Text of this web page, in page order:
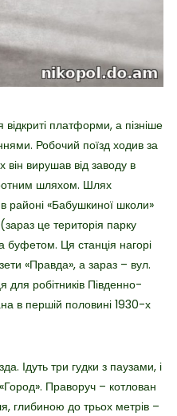
платформи, а пізніше
Робочий поїзд ходив за
вирушав від заводу в
шляхом. Шлях
районі «Бабушкиної школи»
це територія парку
Ця станція нагорі
«Правда», а зараз – вул.
для робітників Південно-
в першій половині 1930-х
Ідуть три гудки з паузами, і
Праворуч – котлован
глибиною до трьох метрів –